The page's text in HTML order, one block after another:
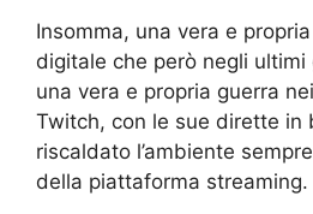
Insomma, una vera e
digitale che però negli ultimi
una vera e propria guerra
Twitch, con le sue dirette in
riscaldato l’ambiente
della piattaforma streaming.